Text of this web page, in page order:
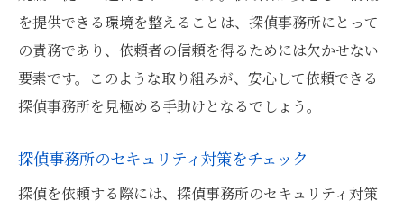
を提供できる環境を整えることは、探偵事務所にとって
の責務であり、依頼者の信頼を得るためには欠かせない
要素です。このような取り組みが、安心して依頼できる
探偵事務所を見極める手助けとなるでしょう。
探偵事務所のセキュリティ対策をチェック
探偵を依頼する際には、探偵事務所のセキュリティ対策